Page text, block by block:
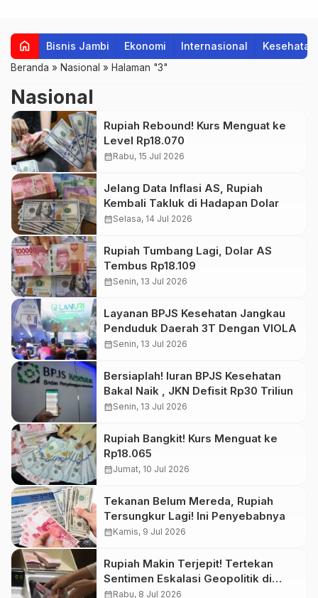
home Bisnis Jambi Ekonomi Internasional Kesehatan
Beranda » Nasional » Halaman "3"
Nasional
Rupiah Rebound! Kurs Menguat ke
Level Rp18.070
calendar_monthRabu, 15 Jul 2026
Jelang Data Inflasi AS, Rupiah
Kembali Takluk di Hadapan Dolar
calendar_monthSelasa, 14 Jul 2026
Rupiah Tumbang Lagi, Dolar AS
Tembus Rp18.109
calendar_monthSenin, 13 Jul 2026
Layanan BPJS Kesehatan Jangkau
Penduduk Daerah 3T Dengan VIOLA
calendar_monthSenin, 13 Jul 2026
Bersiaplah! Iuran BPJS Kesehatan
Bakal Naik , JKN Defisit Rp30 Triliun
calendar_monthSenin, 13 Jul 2026
Rupiah Bangkit! Kurs Menguat ke
Rp18.065
calendar_monthJumat, 10 Jul 2026
Tekanan Belum Mereda, Rupiah
Tersungkur Lagi! Ini Penyebabnya
calendar_monthKamis, 9 Jul 2026
Rupiah Makin Terjepit! Tertekan
Sentimen Eskalasi Geopolitik di
Timteng
calendar_monthRabu, 8 Jul 2026